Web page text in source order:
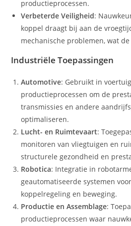
productieprocessen.
Verbeterde Veiligheid:
koppel draagt bij aan de
mechanische problemen, wat
Industriële Toepassingen
Automotive: Gebruikt in
productieprocessen om de
transmissies en andere
optimaliseren.
Lucht- en Ruimtevaart:
monitoren van vliegtuigen en
structurele gezondheid en
Robotica: Integratie in
geautomatiseerde systemen
koppelregeling en beweging.
Productie en Assemblage:
productieprocessen waar